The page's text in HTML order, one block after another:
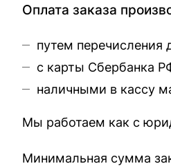
Оплата заказа
путем
с карты Сбербанка
наличными в кассу
Мы работаем как с
Минимальная